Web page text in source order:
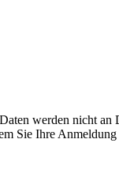
werden nicht an
Sie Ihre Anmeldung